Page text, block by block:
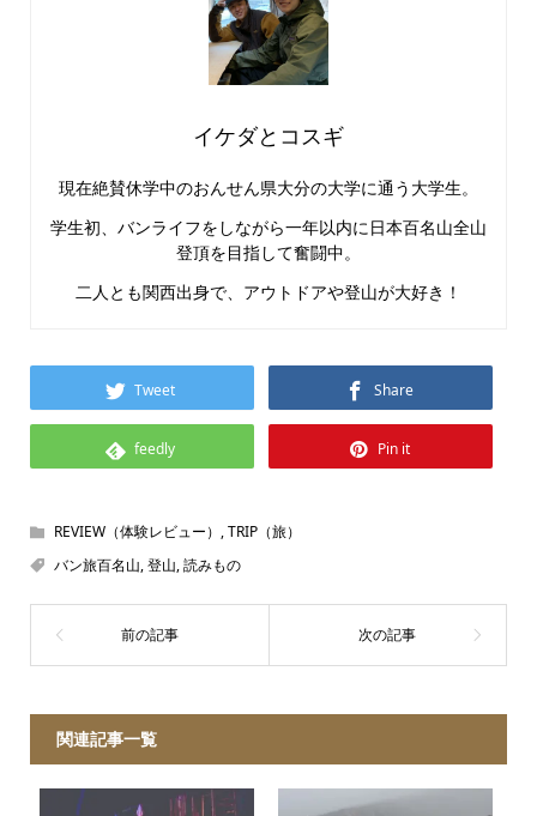
イケダとコスギ
現在絶賛休学中のおんせん県大分の大学に通う大学生。
学生初、バンライフをしながら一年以内に日本百名山全山
登頂を目指して奮闘中。
二人とも関西出身で、アウトドアや登山が大好き！
Tweet Share
feedly Pin it
REVIEW（体験レビュー） ,TRIP（旅）
バン旅百名山,登山,読みもの
関連記事一覧